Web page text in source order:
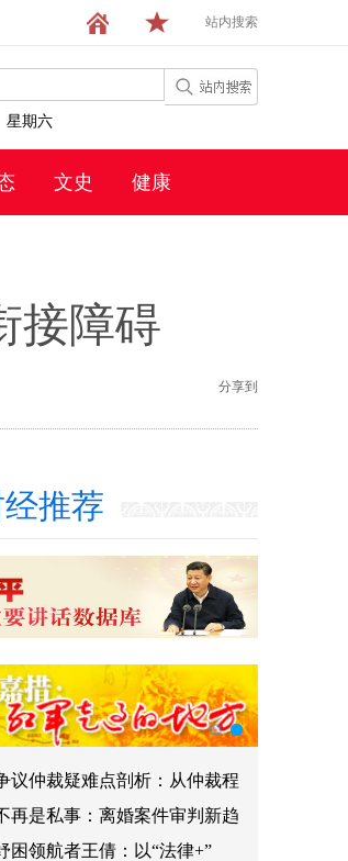
站内搜索
星期六
文史 健康
接障碍
分享到
推荐
议仲裁疑难点剖析：从仲裁程
再是私事：离婚案件审判新趋
困领航者王倩：以“法律+”